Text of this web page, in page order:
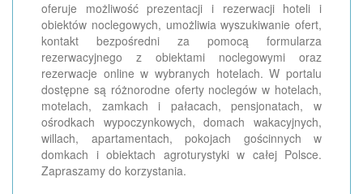
oferuje możliwość prezentacji i rezerwacji hoteli i
obiektów noclegowych, umożliwia wyszukiwanie ofert,
kontakt bezpośredni za pomocą formularza
rezerwacyjnego z obiektami noclegowymi oraz
rezerwacje online w wybranych hotelach. W portalu
dostępne są różnorodne oferty noclegów w hotelach,
motelach, zamkach i pałacach, pensjonatach, w
ośrodkach wypoczynkowych, domach wakacyjnych,
willach, apartamentach, pokojach gościnnych w
domkach i obiektach agroturystyki w całej Polsce.
Zapraszamy do korzystania.